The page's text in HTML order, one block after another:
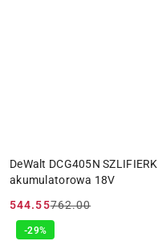
DeWalt DCG405N
akumulatorowa 18V
Cena
promocyjna:
544.55
Cena
przed
762.00
-29%